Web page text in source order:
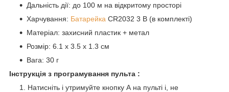
Дальність дії: до 100 м на відкритому просторі
Харчування: Батарейка CR2032 3 В (в комплекті)
Матеріал: захисний пластик + метал
Розмір: 6.1 х 3.5 х 1.3 см
Вага: 30 г
Інструкція з програмування пульта :
Натисніть і утримуйте кнопку А на пульті і, не